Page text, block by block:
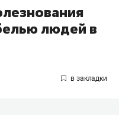
людей в